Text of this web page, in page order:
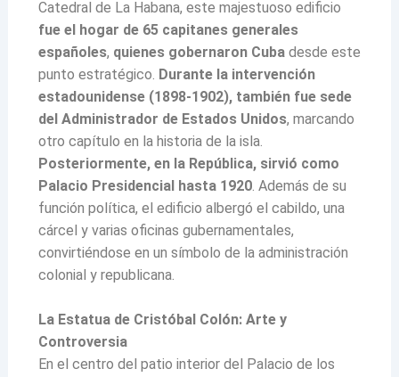
Catedral de La Habana, este majestuoso edificio
fue el hogar de 65 capitanes generales
españoles, quienes gobernaron Cubadesde este
punto estratégico. Durante la intervención
estadounidense (1898-1902), también fue sede
del Administrador de Estados Unidos, marcando
otro capítulo en la historia de la isla.
Posteriormente, en la República, sirvió como
Palacio Presidencial hasta 1920. Además de su
función política, el edificio albergó el cabildo, una
cárcel y varias oficinas gubernamentales,
convirtiéndose en un símbolo de la administración
colonial y republicana.
La Estatua de Cristóbal Colón: Arte y
Controversia
En el centro del patio interior del Palacio de los